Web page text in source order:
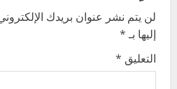
v
i
g
لن يتم نشر عنوان بريدك
إليها بـ*
التعليق *